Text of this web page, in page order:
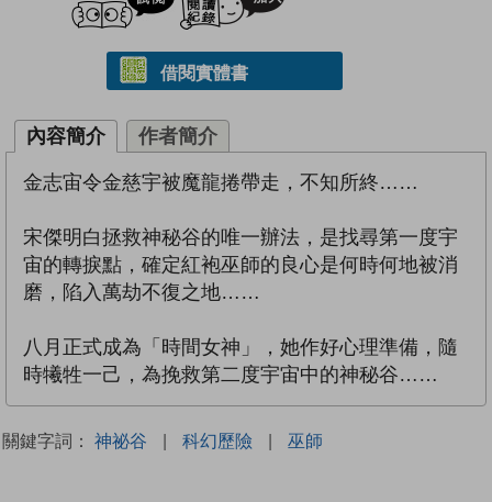
借閱實體書
內容簡介 作者簡介
金志宙令金慈宇被魔龍捲帶走，不知所終……
宋傑明白拯救神秘谷的唯一辦法，是找尋第一度宇
宙的轉捩點，確定紅袍巫師的良心是何時何地被消
磨，陷入萬劫不復之地……
八月正式成為「時間女神」，她作好心理準備，隨
時犧牲一己，為挽救第二度宇宙中的神秘谷……
關鍵字詞： 神祕谷 | 科幻歷險 | 巫師